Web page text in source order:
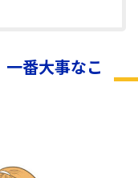
番大事なこ